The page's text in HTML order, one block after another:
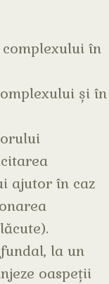
în
și în
ajutor în caz
la un
oaspeții